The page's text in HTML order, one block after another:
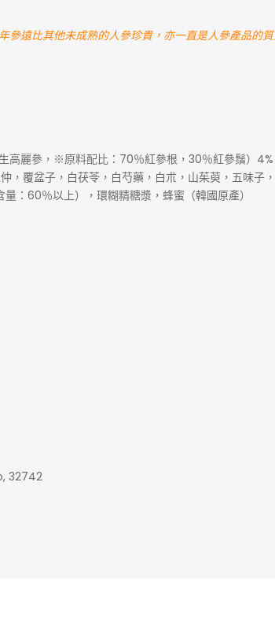
遠比其他未成熟的人參珍貴，亦一直是人參產品的
高麗參，※原料配比：70％紅參根，30％紅參鬚）
覆盆子，白茯苓，白芍藥，白朮，山茱萸，五味子
：60％以上），環糊精糖漿，蜂蜜（韓國原產）
32742